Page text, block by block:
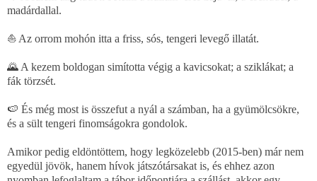
madárdallal.
⛵ Az orrom mohón itta a friss, sós, tengeri levegő illatát.
🌄 A kezem boldogan simította végig a kavicsokat; a sziklákat; a
fák törzsét.
🍉 És még most is összefut a nyál a számban, ha a gyümölcsökre,
és a sült tengeri finomságokra gondolok.
Amikor pedig eldöntöttem, hogy legközelebb (2015-ben) már nem
egyedül jövök, hanem hívok játszótársakat is, és ehhez azon